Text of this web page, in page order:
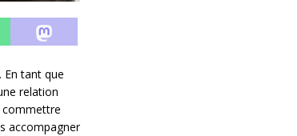
En tant que
relation
commettre
accompagner